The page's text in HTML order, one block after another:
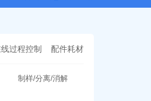
过程控制 配件耗材
制样/分离/消解